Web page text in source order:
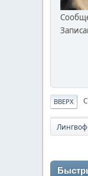
ВВЕРХ